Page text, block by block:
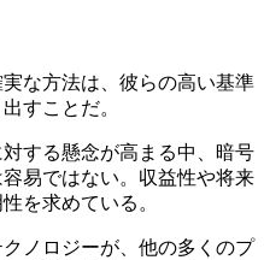
な方法は、彼らの高い基準
すことだ。
する懸念が高まる中、暗号
易ではない。収益性や将来
を求めている。
ノロジーが、他の多くのプ